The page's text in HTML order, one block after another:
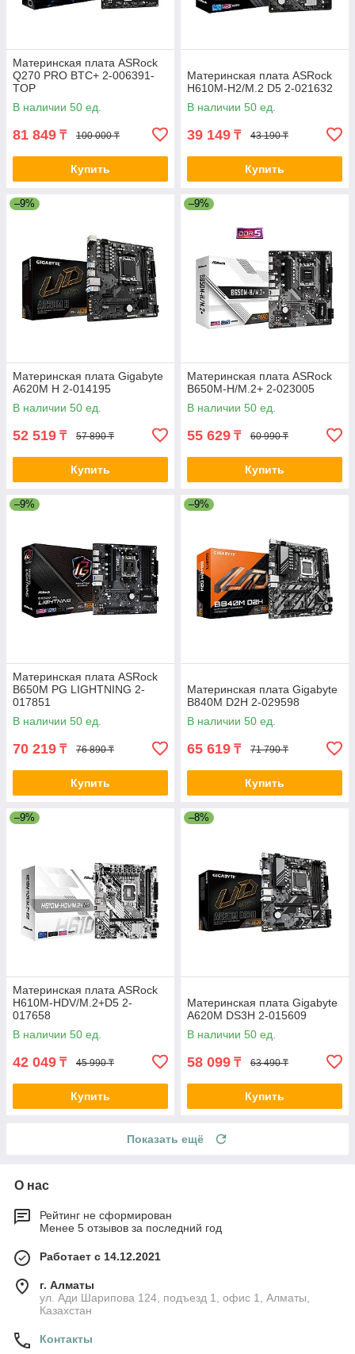
Материнская плата ASRock
Q270 PRO BTC+ 2-006391-
TOP
В наличии 50 ед.
81 849 ₸ 100 000 ₸
Купить
Материнская плата ASRock
H610M-H2/M.2 D5 2-021632
В наличии 50 ед.
39 149 ₸ 43 190 ₸
Купить
–9%
Материнская плата Gigabyte
A620M H 2-014195
В наличии 50 ед.
52 519 ₸ 57 890 ₸
Купить
–9%
Материнская плата ASRock
B650M-H/M.2+ 2-023005
В наличии 50 ед.
55 629 ₸ 60 990 ₸
Купить
–9%
Материнская плата ASRock
B650M PG LIGHTNING 2-
017851
В наличии 50 ед.
70 219 ₸ 76 890 ₸
Купить
–9%
Материнская плата Gigabyte
B840M D2H 2-029598
В наличии 50 ед.
65 619 ₸ 71 790 ₸
Купить
–9%
Материнская плата ASRock
H610M-HDV/M.2+D5 2-
017658
В наличии 50 ед.
42 049 ₸ 45 990 ₸
Купить
–8%
Материнская плата Gigabyte
A620M DS3H 2-015609
В наличии 50 ед.
58 099 ₸ 63 490 ₸
Купить
Показать ещё
О нас
Рейтинг не сформирован
Менее 5 отзывов за последний год
Работает с 14.12.2021
г. Алматы
ул. Ади Шарипова 124, подъезд 1, офис 1, Алматы,
Казахстан
Контакты